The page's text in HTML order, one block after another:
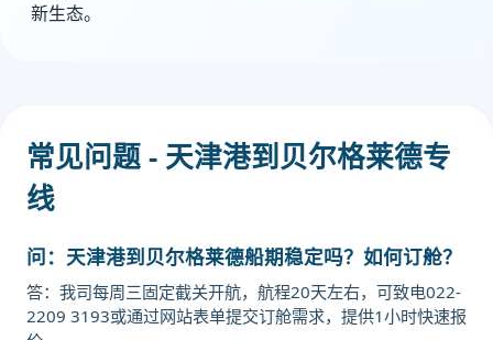
新生态。
常见问题 - 天津港到贝尔格莱德专
线
问：天津港到贝尔格莱德船期稳定吗？如何订舱？
答：我司每周三固定截关开航，航程20天左右，可致电022-
2209 3193或通过网站表单提交订舱需求，提供1小时快速报